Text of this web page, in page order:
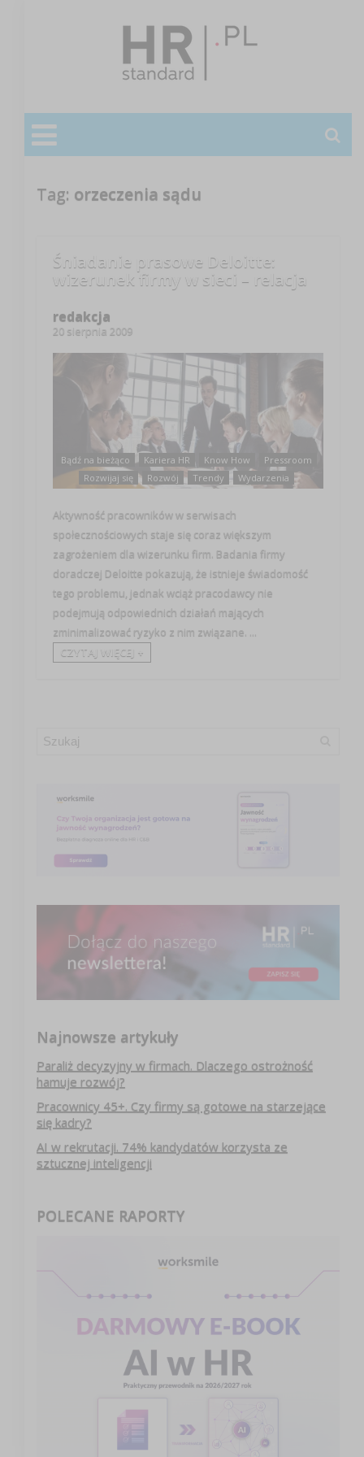
Tag: orzeczenia sądu
Śniadanie prasowe Deloitte:
wizerunek firmy w sieci – relacja
redakcja
20 sierpnia 2009
Bądź na bieżąco Kariera HR Know How
Pressroom
Rozwijaj się
Rozwój Trendy Wydarzenia
Aktywność pracowników w serwisach
społecznościowych staje się coraz większym
zagrożeniem dla wizerunku firm. Badania firmy
doradczej Deloitte pokazują, że istnieje świadomość
tego problemu, jednak wciąż pracodawcy nie
podejmują odpowiednich działań mających
zminimalizować ryzyko z nim związane. ...
CZYTAJ WIĘCEJ +
Najnowsze artykuły
Paraliż decyzyjny w firmach. Dlaczego ostrożność
hamuje rozwój?
Pracownicy 45+. Czy firmy są gotowe na starzejące
się kadry?
AI w rekrutacji. 74% kandydatów korzysta ze
sztucznej inteligencji
POLECANE RAPORTY